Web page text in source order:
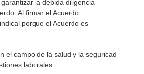
la debida diligencia
Al firmar el Acuerdo
porque el Acuerdo es
el campo de la salud y la seguridad
laborales: